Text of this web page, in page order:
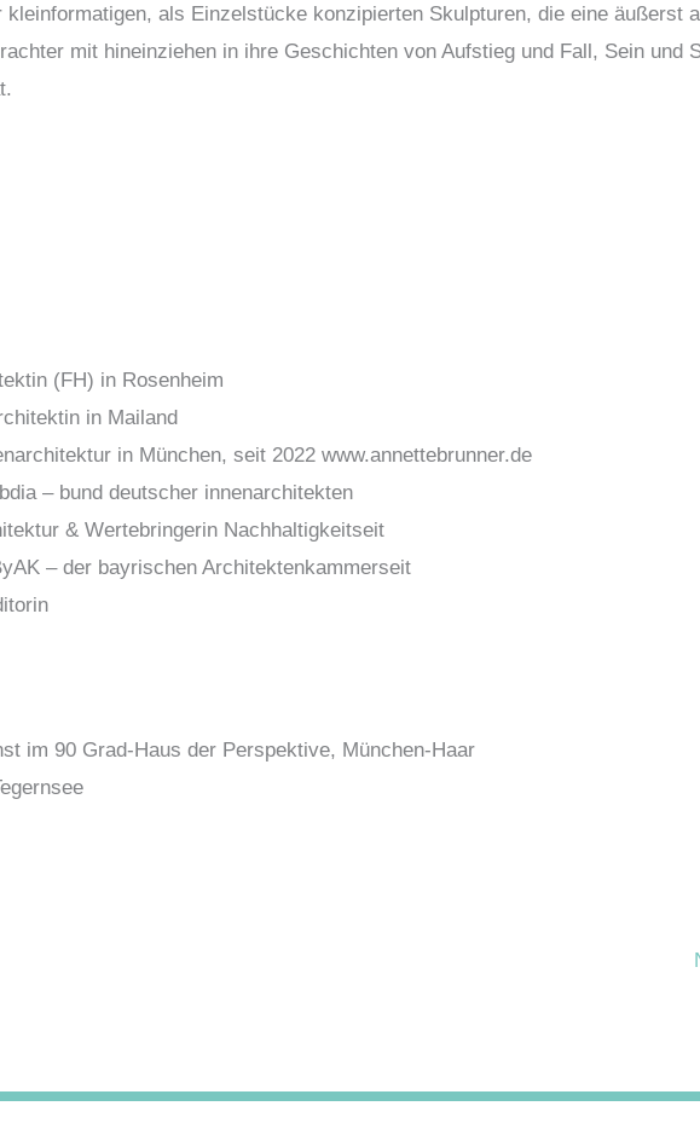
kleinformatigen, als Einzelstücke konzipierten Skulpturen, die eine äußerst
mit hineinziehen in ihre Geschichten von Aufstieg und Fall, Sein und
(FH) in Rosenheim
in Mailand
in München, seit 2022 www.annettebrunner.de
– bund deutscher innenarchitekten
& Wertebringerin Nachhaltigkeitseit
– der bayrischen Architektenkammerseit
im 90 Grad-Haus der Perspektive, München-Haar